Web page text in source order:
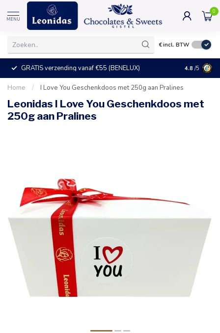
MENU
0
€incl. BTW
GRATIS verzending vanaf €55 (BENELUX) +25°C =
4.8 /5
Home / I Love You Geschenkdoos met 250g aan Pralines
Leonidas I Love You Geschenkdoos met
250g aan Pralines